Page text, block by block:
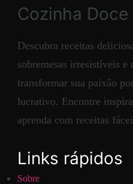
Cozinha Doce
Descubra receitas
sobremesas irresistíveis e
transformar sua paixão
lucrativo. Encontre
aprenda com receitas
Links rápidos
Sobre